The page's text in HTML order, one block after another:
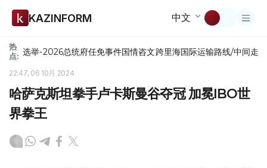
KAZINFORM 中文
热
点: 选举-2026总统府任免事件国情咨文跨里海国际运输路线/中间走廊
22:47, 06 10月 2024
哈萨克斯坦拳手卢卡斯曼谷夺冠 加冕IBO世
界拳王